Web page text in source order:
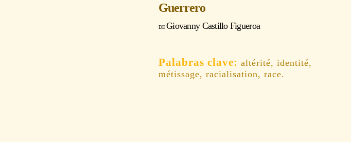
Guerrero
Giovanny Castillo Figueroa
altérité, identité,
métissage, racialisation, race.